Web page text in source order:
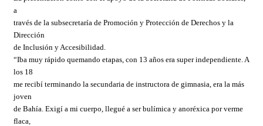
a
través de la subsecretaría de Promoción y Protección de Derechos y la
Dirección
de Inclusión y Accesibilidad.
“Iba muy rápido quemando etapas, con 13 años era super independiente. A
los 18
me recibí terminando la secundaria de instructora de gimnasia, era la más
joven
de Bahía. Exigí a mi cuerpo, llegué a ser bulímica y anoréxica por verme
flaca,